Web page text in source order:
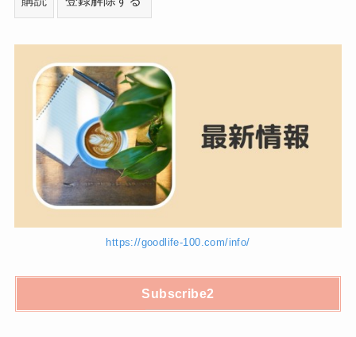
https://goodlife-100.com/info/
Subscribe2